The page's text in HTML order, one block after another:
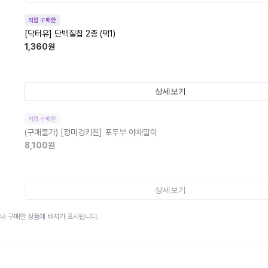
직접 구매한
[닥터유] 단백질칩 2종 (택1)
1,360원
상세보기
직접 구매한
(구매불가) [정미경키친] 포두부 야채말이
8,100원
상세보기
구매한 상품에 배지가 표시됩니다.